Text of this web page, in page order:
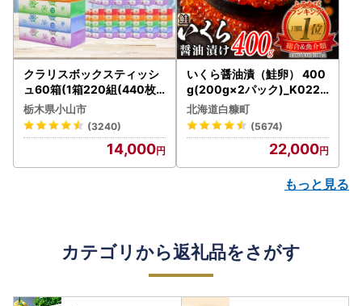
クラリスボックスティッシ
ュ60箱(1箱220組(440枚))
(5個入り×12セット)【配送
不可地域：離島・沖縄県】
【1256759】
栃木県小山市
(3240)
14,000
いくら醤油漬（鮭卵） 400
g(200g×2パック)_K022-
1676
北海道白糠町
(5674)
22,000
もっと見る
カテゴリから返礼品をさがす